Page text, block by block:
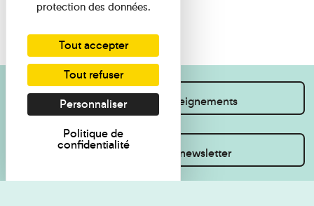
Je souhaite des renseignements
Inscrivez-vous à la newsletter
protection des données.
Tout accepter
Tout refuser
Personnaliser
Politique de
confidentialité